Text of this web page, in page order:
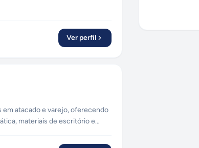
Ver perfil
atacado e varejo, oferecendo
materiais de escritório e